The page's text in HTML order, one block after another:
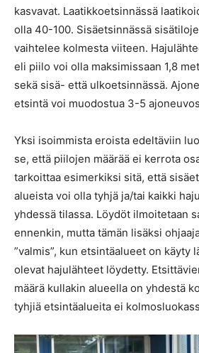
kasvavat. Laatikkoetsinnässä
olla 40-100. Sisäetsinnässä
vaihtelee kolmesta viiteen.
eli piilo voi olla maksimissaan 1,8
sekä sisä- että ulkoetsinnässä.
etsintä voi muodostua 3-5
Yksi isoimmista eroista edeltäviin
se, että piilojen määrää ei kerrota
tarkoittaa esimerkiksi sitä, että
alueista voi olla tyhjä ja/tai kaikki
yhdessä tilassa. Löydöt ilmoitetaan
ennenkin, mutta tämän lisäksi
”valmis”, kun etsintäalueet on käyty
olevat hajulähteet löydetty.
määrä kullakin alueella on yhdestä
tyhjiä etsintäalueita ei